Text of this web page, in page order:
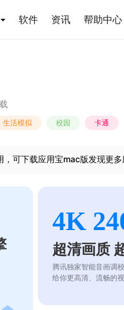
软件 资讯 帮助中心
生活模拟 校园 卡通
，可下载应用宝mac版发现更多
4K
超清画质
腾讯独家智能音画调
给你更高清、流畅的